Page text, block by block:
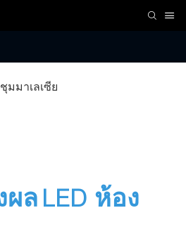
มมาเลเซีย
ล LED ห้อง